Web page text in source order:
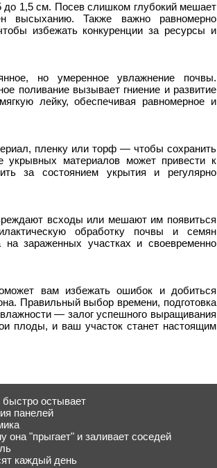
1,5 см. Посев слишком глубокий мешает
высыханию. Также важно равномерно
избежать конкуренции за ресурсы и
но умеренное увлажнение почвы.
поливание вызывает гниение и развитие
лейку, обеспечивая равномерное и
пленку или торф — чтобы сохранить
укрывных материалов может привести к
за состоянием укрытия и регулярно
всходы или мешают им появиться
обработку почвы и семян
зараженных участках и своевременно
вам избежать ошибок и добиться
Правильный выбор времени, подготовка
— залог успешного выращивания
плоды, и ваш участок станет настоящим
остывает
панелей
"прыгает" и заливает соседей
каждый день